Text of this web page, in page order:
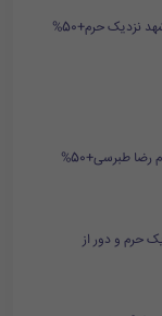
رزرو هتل مشهد نزدیک حرم | لیست و شماره هتل های مشهد نزدیک حرم+50%
لیست بهترین هتل های سه ستاره مشهد+نزدیک حرم+امام رضا طبرسی+50%
ستاره مشهد نزدیک حرم و دور از